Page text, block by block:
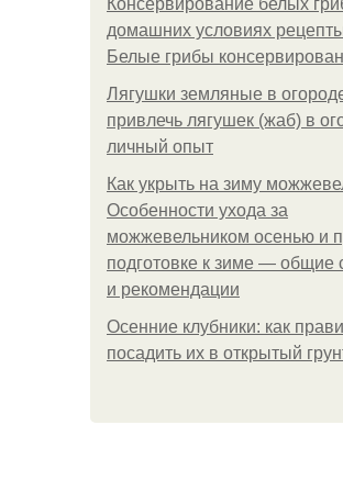
Консервирование белых
домашних условиях
Белые грибы
Лягушки земляные в
привлечь лягушек (жаб) в
личный опыт
Как укрыть на зиму
Особенности ухода за
можжевельником осенью и
подготовке к зиме — общие
и рекомендации
Осенние клубники: как
посадить их в открытый